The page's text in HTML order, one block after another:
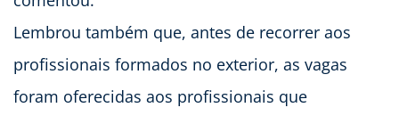
Lembrou também que, antes de recorrer aos
profissionais formados no exterior, as vagas
foram oferecidas aos profissionais que